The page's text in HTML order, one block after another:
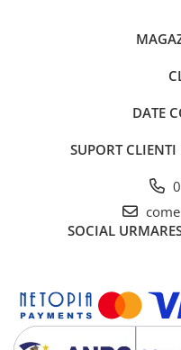
Calculatoare de birou
Capsatoare, capse,
Diverse articole pentru
Ecusoane
Foarfeci
DATE
SUPORT CLIENTI
SOCIAL